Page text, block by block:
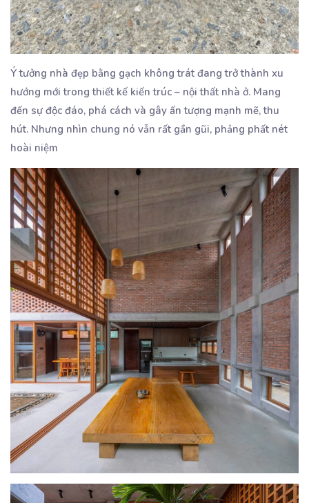
Ý tưởng nhà đẹp bằng gạch không trát đang trở thành xu
hướng mới trong thiết kế kiến trúc – nội thất nhà ở. Mang
đến sự độc đáo, phá cách và gây ấn tượng mạnh mẽ, thu
hút. Nhưng nhìn chung nó vẫn rất gần gũi, phảng phất nét
hoài niệm